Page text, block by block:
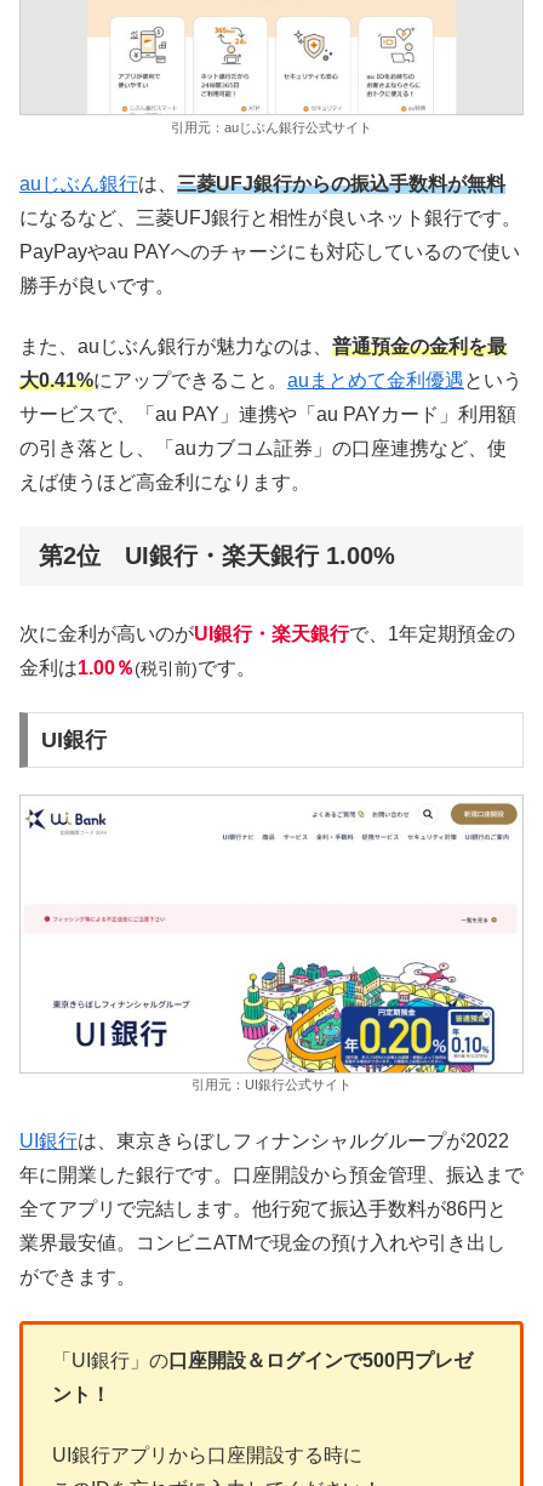
引用元：auじぶん銀行公式サイト
auじぶん銀行は、 三菱UFJ銀行からの振込手数料が無料
になるなど、三菱UFJ銀行と相性が良いネット銀行です。
PayPayやau PAYへのチャージにも対応しているので使い
勝手が良いです。
また、auじぶん銀行が魅力なのは、 普通預金の金利を最
大0.41%にアップできること。 auまとめて金利優遇という
サービスで、「au PAY」連携や「au PAYカード」利用額
の引き落とし、「auカブコム証券」の口座連携など、使
えば使うほど高金利になります。
第2位 UI銀行・楽天銀行 1.00%
次に金利が高いのがUI銀行・楽天銀行で、1年定期預金の
金利は1.00％(税引前)です。
UI銀行
引用元：UI銀行公式サイト
UI銀行は、東京きらぼしフィナンシャルグループが2022
年に開業した銀行です。口座開設から預金管理、振込まで
全てアプリで完結します。他行宛て振込手数料が86円と
業界最安値。コンビニATMで現金の預け入れや引き出し
ができます。
「UI銀行」の口座開設＆ログインで500円プレゼ
ント！
UI銀行アプリから口座開設する時に